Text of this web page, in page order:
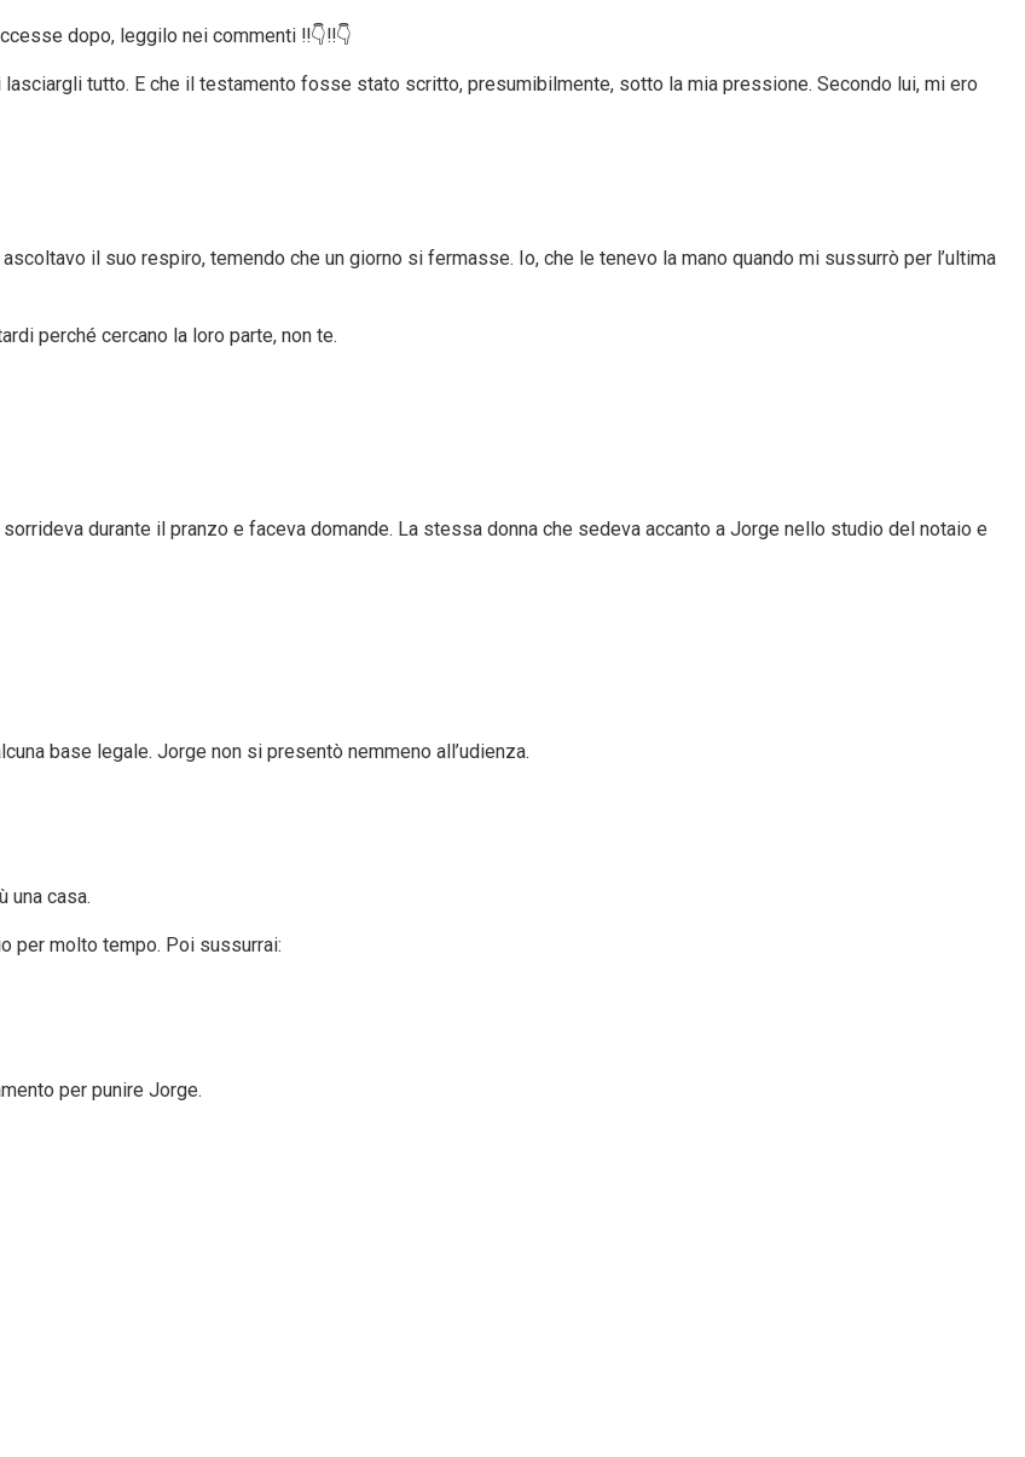
dopo, leggilo nei commenti ‼️👇‼️👇
tutto. E che il testamento fosse stato scritto, presumibilmente, sotto la mia pressione. Secondo lui, mi ero
il suo respiro, temendo che un giorno si fermasse. Io, che le tenevo la mano quando mi sussurrò per l’ultima
perché cercano la loro parte, non te.
durante il pranzo e faceva domande. La stessa donna che sedeva accanto a Jorge nello studio del notaio e
base legale. Jorge non si presentò nemmeno all’udienza.
una casa.
per molto tempo. Poi sussurrai:
per punire Jorge.